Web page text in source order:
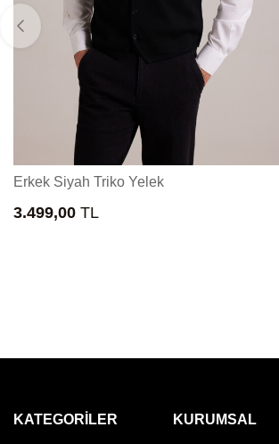
Erkek Siyah Triko Yelek
3.499,00 TL
KATEGORILER KURUMSAL